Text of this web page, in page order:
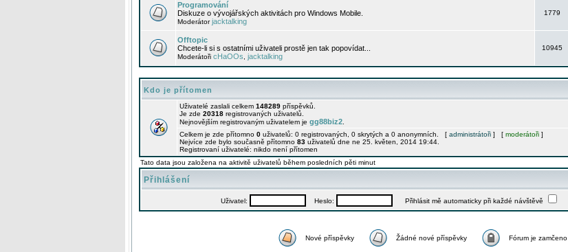
Programování
Diskuze o vývojářských aktivitách pro Windows Mobile.
Moderátorjacktalking
1779
Offtopic
Chcete-li si s ostatními uživateli prostě jen tak popovídat...
Moderátoři cHaOOs jacktalking
10945
Kdo je přítomen
Uživatelé zaslali celkem 148289 příspěvků.
Je zde 20318 registrovaných uživatelů.
Nejnovějším registrovaným uživatelem je gg88biz2
Celkem je zde přítomno 0 uživatelů: 0 registrovaných, 0 skrytých a 0 anonymních. [ administrátoři ] [ moderátoři ]
Nejvíce zde bylo současně přítomno 83 uživatelů dne ne 25. květen, 2014 19:44.
Registrovaní uživatelé: nikdo není přítomen
Tato data jsou založena na aktivitě uživatelů během posledních pěti minut
Přihlášení
Uživatel: Heslo: Přihlásit mě automaticky při každé návštěvě
Nové příspěvky Žádné nové příspěvky Fórum je zamčeno